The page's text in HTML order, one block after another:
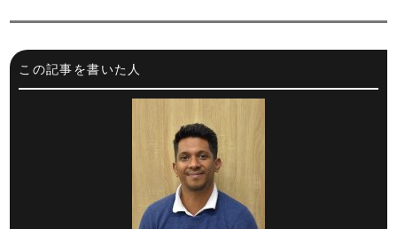
この記事を書いた人